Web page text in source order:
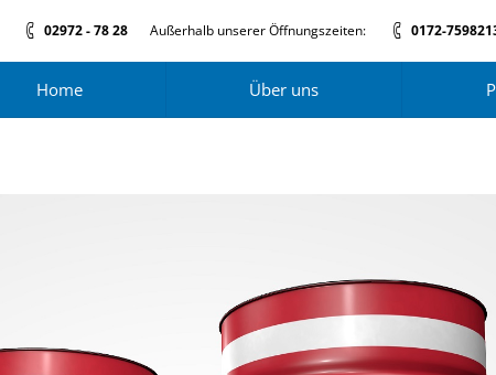
02972 - 78 28 Außerhalb unserer Öffnungszeiten: 0172-
Home Über uns